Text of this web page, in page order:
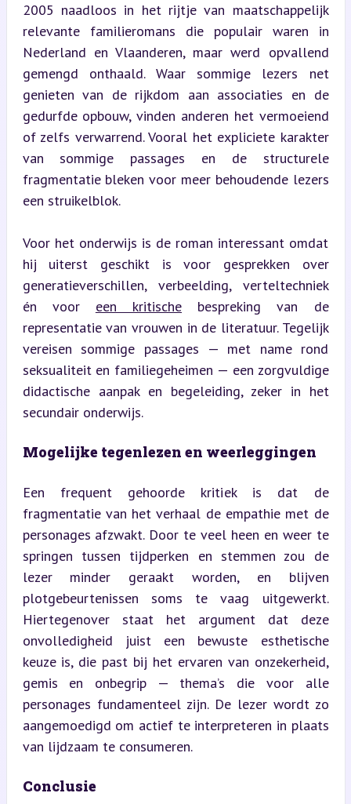
2005 naadloos in het rijtje van maatschappelijk
relevante familieromans die populair waren in
Nederland en Vlaanderen, maar werd opvallend
gemengd onthaald. Waar sommige lezers net
genieten van de rijkdom aan associaties en de
gedurfde opbouw, vinden anderen het vermoeiend
of zelfs verwarrend. Vooral het expliciete karakter
van sommige passages en de structurele
fragmentatie bleken voor meer behoudende lezers
een struikelblok.
Voor het onderwijs is de roman interessant omdat
hij uiterst geschikt is voor gesprekken over
generatieverschillen, verbeelding, verteltechniek
én voor een kritische bespreking van de
representatie van vrouwen in de literatuur. Tegelijk
vereisen sommige passages — met name rond
seksualiteit en familiegeheimen — een zorgvuldige
didactische aanpak en begeleiding, zeker in het
secundair onderwijs.
Mogelijke tegenlezen en weerleggingen
Een frequent gehoorde kritiek is dat de
fragmentatie van het verhaal de empathie met de
personages afzwakt. Door te veel heen en weer te
springen tussen tijdperken en stemmen zou de
lezer minder geraakt worden, en blijven
plotgebeurtenissen soms te vaag uitgewerkt.
Hiertegenover staat het argument dat deze
onvolledigheid juist een bewuste esthetische
keuze is, die past bij het ervaren van onzekerheid,
gemis en onbegrip — thema’s die voor alle
personages fundamenteel zijn. De lezer wordt zo
aangemoedigd om actief te interpreteren in plaats
van lijdzaam te consumeren.
Conclusie